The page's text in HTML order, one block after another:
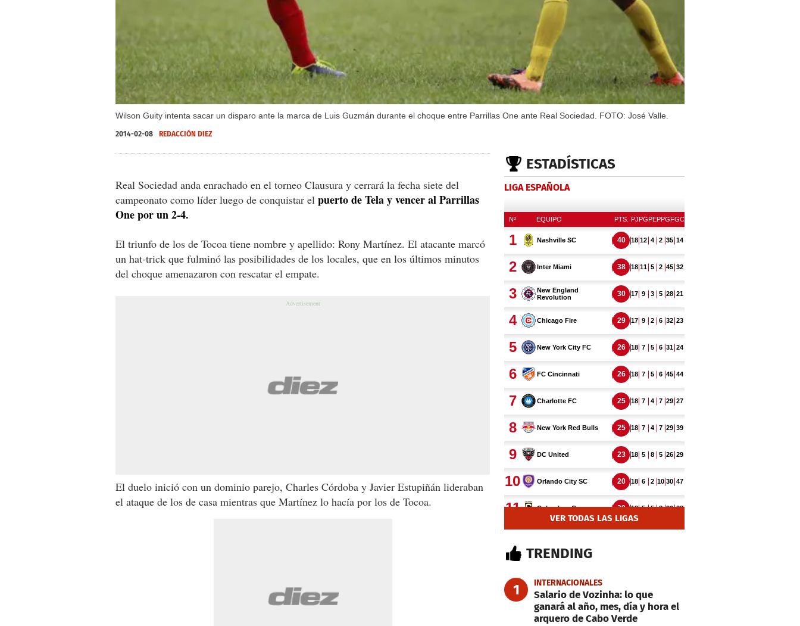
Wilson Guity intenta sacar un disparo ante la marca de Luis Guzmán durante el choque entre Parrillas One ante Real Sociedad. FOTO: José Valle.
2014-02-08 REDACCIÓN DIEZ
Real Sociedad anda enrachado en el torneo Clausura y cerrará la fecha siete del
campeonato como líder luego de conquistar el puerto de Tela y vencer al Parrillas
One por un 2-4.
El triunfo de los de Tocoa tiene nombre y apellido: Rony Martínez. El atacante marcó
un hat-trick que fulminó las posibilidades de los locales, que en los últimos minutos
del choque amenazaron con rescatar el empate.
El duelo inició con un dominio parejo, Charles Córdoba y Javier Estupiñán lideraban
el ataque de los de casa mientras que Martínez lo hacía por los de Tocoa.
ESTADÍSTICAS
LIGA ESPAÑOLA
VER TODAS LAS LIGAS
TRENDING
1 INTERNACIONALES
Salario de Vozinha: lo que
ganará al año, mes, día y hora el
arquero de Cabo Verde